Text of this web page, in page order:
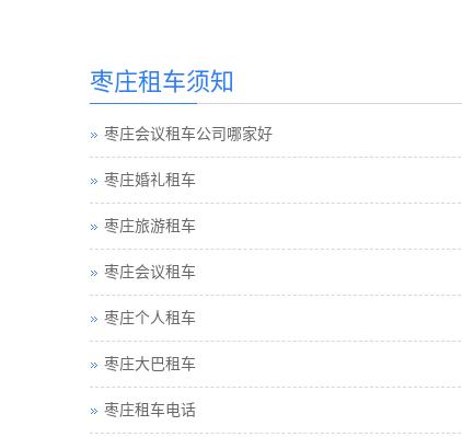
枣庄租车须知
枣庄会议租车公司哪家好
枣庄婚礼租车
枣庄旅游租车
枣庄会议租车
枣庄个人租车
枣庄大巴租车
枣庄租车电话